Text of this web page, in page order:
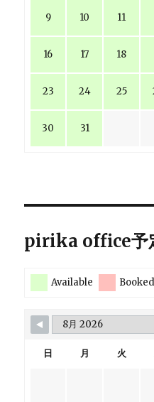
9 10 11
16 17 18
23 24 25
30 31
pirika office予
Available Booked
日 月 火